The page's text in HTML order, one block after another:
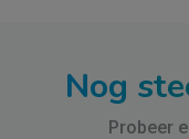
Nog
Probeer